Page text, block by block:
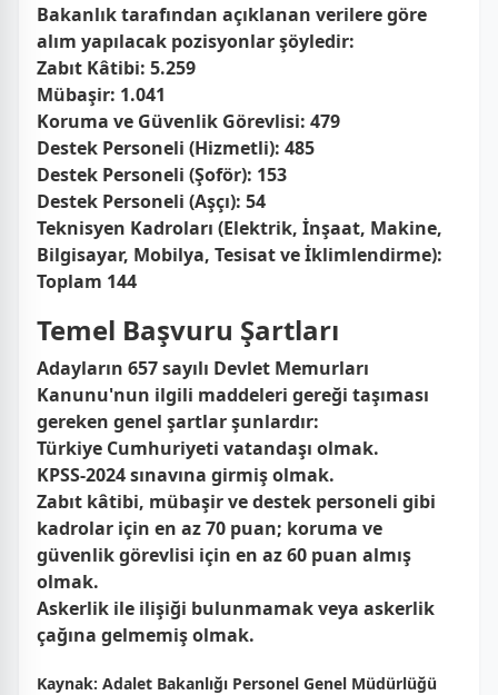
Bakanlık tarafından açıklanan verilere göre
alım yapılacak pozisyonlar şöyledir:
Zabıt Kâtibi: 5.259
Mübaşir: 1.041
Koruma ve Güvenlik Görevlisi: 479
Destek Personeli (Hizmetli): 485
Destek Personeli (Şoför): 153
Destek Personeli (Aşçı): 54
Teknisyen Kadroları (Elektrik, İnşaat, Makine,
Bilgisayar, Mobilya, Tesisat ve İklimlendirme):
Toplam 144
Temel Başvuru Şartları
Adayların 657 sayılı Devlet Memurları
Kanunu'nun ilgili maddeleri gereği taşıması
gereken genel şartlar şunlardır:
Türkiye Cumhuriyeti vatandaşı olmak.
KPSS-2024 sınavına girmiş olmak.
Zabıt kâtibi, mübaşir ve destek personeli gibi
kadrolar için en az 70 puan; koruma ve
güvenlik görevlisi için en az 60 puan almış
olmak.
Askerlik ile ilişiği bulunmamak veya askerlik
çağına gelmemiş olmak.
Kaynak: Adalet Bakanlığı Personel Genel Müdürlüğü